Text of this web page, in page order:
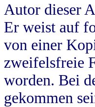
Autor dieser
Er weist auf
von einer
zweifelsfreie
worden. Bei
gekommen